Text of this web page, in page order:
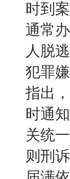
时到
通常
人脱
犯罪
指出
时通
关统
则刑